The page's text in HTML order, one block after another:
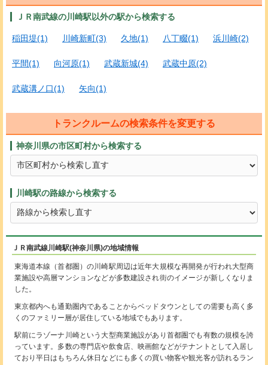
ＪＲ南武線の川崎駅以外の駅から検索する
稲田堤(1) 川崎新町(3) 久地(1) 八丁畷(1) 浜川崎(2)
平間(1) 向河原(1) 武蔵新城(4) 武蔵中原(2)
武蔵溝ノ口(1) 矢向(1)
トランクルームの検索条件を変更する
神奈川県の市区町村から検索する
川崎駅の路線から検索する
ＪＲ南武線川崎駅(神奈川県)の地域情報
東海道本線（首都圏）の川崎駅周辺は近年大規模な再開発が行われ大型商
業施設や高層マンションなどが多数建設され街のイメージが新しくなりま
した。
東京都内へも通勤圏内であることからベッドタウンとしての需要も高く多
くのファミリー層が居住している地域でもあります。
駅前にラゾーナ川崎という大型商業施設があり首都圏でも有数の規模を誇
っています。多数の専門店や飲食店、映画館などがテナントとして入居し
ており平日はもちろん休日などにも多くの買い物客や観光客が訪れるラン